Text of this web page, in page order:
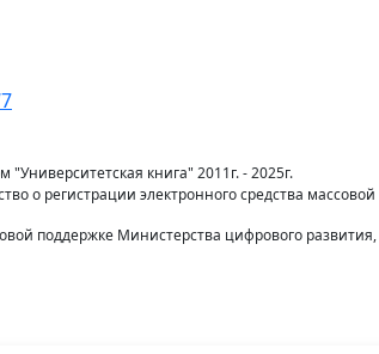
книга" 2011г. - 2025г.
о регистрации электронного средства
поддержке Министерства цифрового